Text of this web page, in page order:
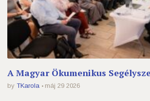
A Magyar Ökumenikus
by TKarola máj 29 2026